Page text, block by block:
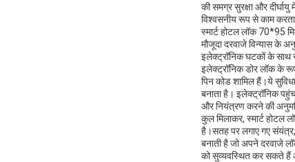
की समग्र सुरक्षा और
विश्वसनीय रूप से काम करता
स्मार्ट होटल लॉक 70*95
मौजूदा दरवाजे विन्यास के
इलेक्ट्रॉनिक घटकों के साथ
इलेक्ट्रॉनिक डोर लॉक के
पिन कोड शामिल हैं।ये
बनाता है। इलेक्ट्रॉनिक
और नियंत्रण करने की
कुल मिलाकर, स्मार्ट होटल
है।सतह पर लगाए गए संयंत्र,
बनाती है जो अपने दरवाजे
को सुव्यवस्थित कर सकते हैं